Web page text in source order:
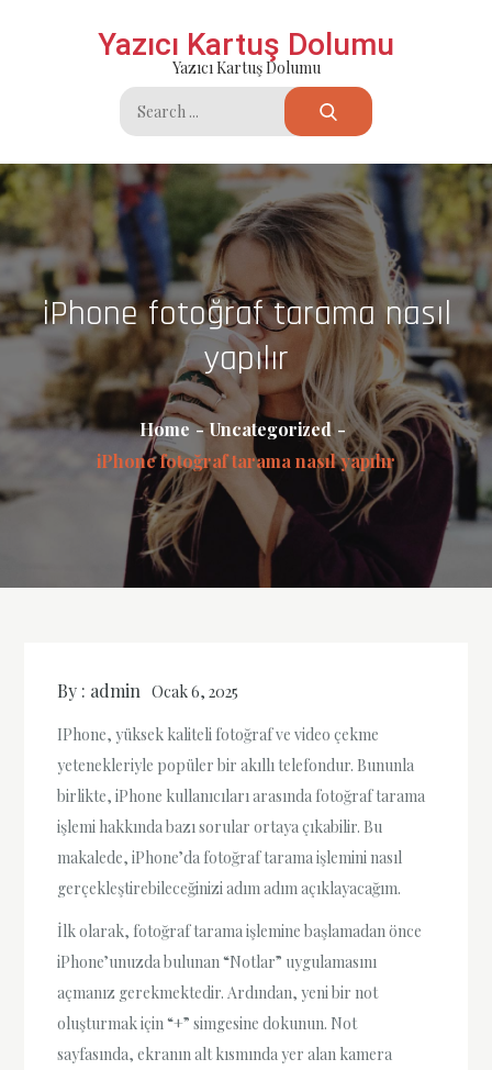
Yazıcı Kartuş Dolumu
Yazıcı Kartuş Dolumu
Search
for:
iPhone fotoğraf tarama nasıl
yapılır
Home
Uncategorized
iPhone fotoğraf tarama nasıl yapılır
By : admin Ocak 6, 2025
IPhone, yüksek kaliteli fotoğraf ve video çekme
yetenekleriyle popüler bir akıllı telefondur. Bununla
birlikte, iPhone kullanıcıları arasında fotoğraf tarama
işlemi hakkında bazı sorular ortaya çıkabilir. Bu
makalede, iPhone’da fotoğraf tarama işlemini nasıl
gerçekleştirebileceğinizi adım adım açıklayacağım.
İlk olarak, fotoğraf tarama işlemine başlamadan önce
iPhone’unuzda bulunan “Notlar” uygulamasını
açmanız gerekmektedir. Ardından, yeni bir not
oluşturmak için “+” simgesine dokunun. Not
sayfasında, ekranın alt kısmında yer alan kamera